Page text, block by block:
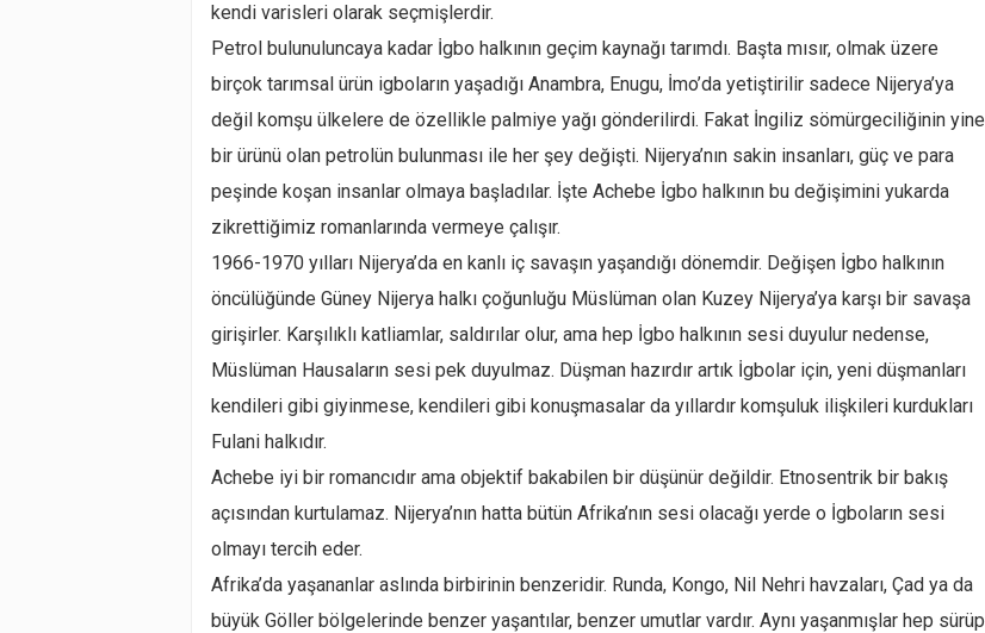
kendi varisleri olarak seçmişlerdir.
Petrol bulunuluncaya kadar İgbo halkının geçim kaynağı tarımdı. Başta mısır, olmak üzere
birçok tarımsal ürün igboların yaşadığı Anambra, Enugu, İmo’da yetiştirilir sadece Nijerya’ya
değil komşu ülkelere de özellikle palmiye yağı gönderilirdi. Fakat İngiliz sömürgeciliğinin yine
bir ürünü olan petrolün bulunması ile her şey değişti. Nijerya’nın sakin insanları, güç ve para
peşinde koşan insanlar olmaya başladılar. İşte Achebe İgbo halkının bu değişimini yukarda
zikrettiğimiz romanlarında vermeye çalışır.
1966-1970 yılları Nijerya’da en kanlı iç savaşın yaşandığı dönemdir. Değişen İgbo halkının
öncülüğünde Güney Nijerya halkı çoğunluğu Müslüman olan Kuzey Nijerya’ya karşı bir savaşa
girişirler. Karşılıklı katliamlar, saldırılar olur, ama hep İgbo halkının sesi duyulur nedense,
Müslüman Hausaların sesi pek duyulmaz. Düşman hazırdır artık İgbolar için, yeni düşmanları
kendileri gibi giyinmese, kendileri gibi konuşmasalar da yıllardır komşuluk ilişkileri kurdukları
Fulani halkıdır.
Achebe iyi bir romancıdır ama objektif bakabilen bir düşünür değildir. Etnosentrik bir bakış
açısından kurtulamaz. Nijerya’nın hatta bütün Afrika’nın sesi olacağı yerde o İgboların sesi
olmayı tercih eder.
Afrika’da yaşananlar aslında birbirinin benzeridir. Runda, Kongo, Nil Nehri havzaları, Çad ya da
büyük Göller bölgelerinde benzer yaşantılar, benzer umutlar vardır. Aynı yaşanmışlar hep sürüp